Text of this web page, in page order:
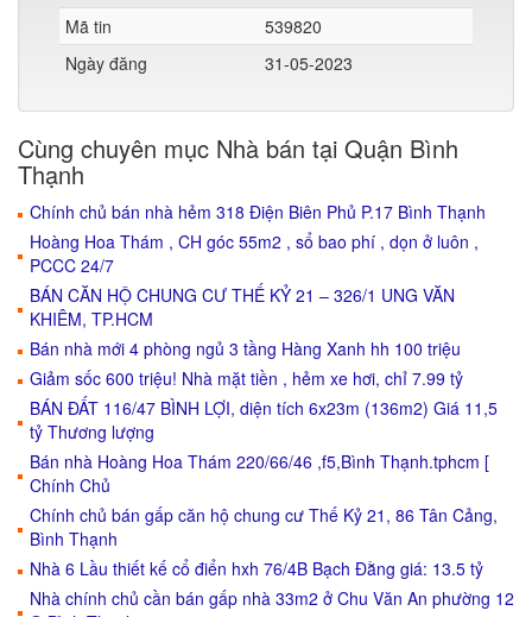
Mã tin
539820
Ngày đăng
31-05-2023
Cùng chuyên mục Nhà bán tại Quận Bình
Thạnh
Chính chủ bán nhà hẻm 318 Điện Biên Phủ P.17 Bình Thạnh
Hoàng Hoa Thám , CH góc 55m2 , sổ bao phí , dọn ở luôn ,
PCCC 24/7
BÁN CĂN HỘ CHUNG CƯ THẾ KỶ 21 – 326/1 UNG VĂN
KHIÊM, TP.HCM
Bán nhà mới 4 phòng ngủ 3 tầng Hàng Xanh hh 100 triệu
Giảm sốc 600 triệu! Nhà mặt tiền , hẻm xe hơi, chỉ 7.99 tỷ
BÁN ĐẤT 116/47 BÌNH LỢI, diện tích 6x23m (136m2) Giá 11,5
tỷ Thương lượng
Bán nhà Hoàng Hoa Thám 220/66/46 ,f5,Bình Thạnh.tphcm [
Chính Chủ
Chính chủ bán gấp căn hộ chung cư Thế Kỷ 21, 86 Tân Cảng,
Bình Thạnh
Nhà 6 Lầu thiết kế cổ điển hxh 76/4B Bạch Đằng giá: 13.5 tỷ
Nhà chính chủ cần bán gấp nhà 33m2 ở Chu Văn An phường 12